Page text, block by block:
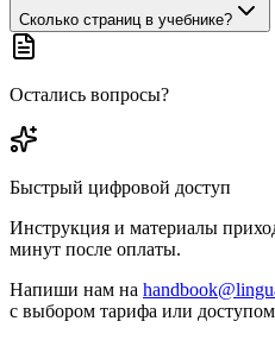
Сколько страниц в учебнике?
Остались вопросы?
Быстрый цифровой доступ
Инструкция и материалы
минут после оплаты.
Напиши нам на
с выбором тарифа или